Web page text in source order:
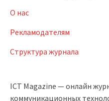
О нас
Рекламодателям
Структура журнала
ICT Magazine — онлайн
коммуникационных